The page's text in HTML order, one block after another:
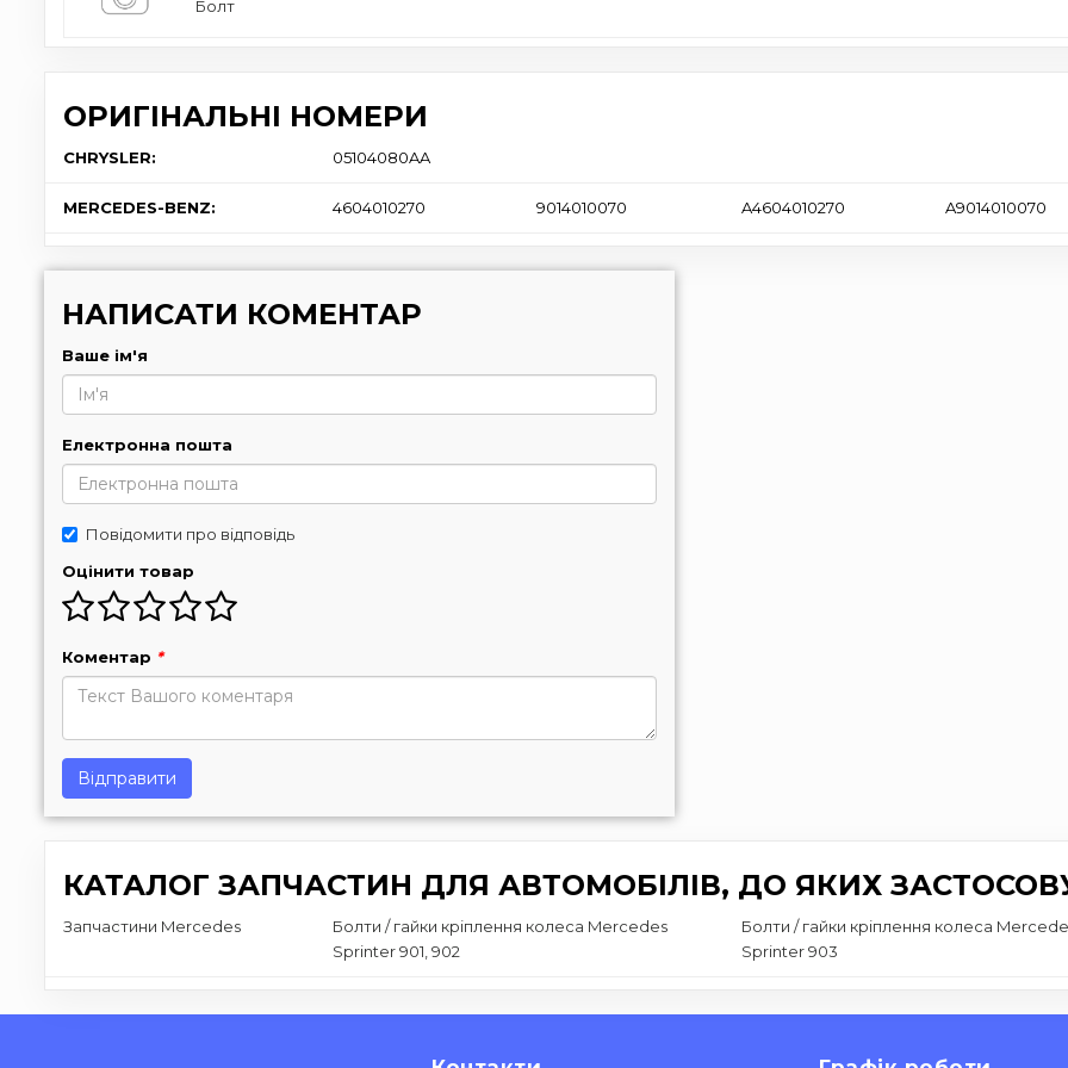
Болт
ОРИГІНАЛЬНІ НОМЕРИ
CHRYSLER: 05104080AA
MERCEDES-BENZ: 4604010270 9014010070 A4604010270 A9014010070
НАПИСАТИ КОМЕНТАР
Ваше ім'я
Електронна пошта
Повідомити про відповідь
Оцінити товар
Коментар *
Відправити
КАТАЛОГ ЗАПЧАСТИН ДЛЯ АВТОМОБІЛІВ, ДО ЯКИХ
Запчастини Mercedes
Болти / гайки кріплення колеса Mercedes
Sprinter 901, 902
Болти / гайки кріплення колеса
Sprinter 903